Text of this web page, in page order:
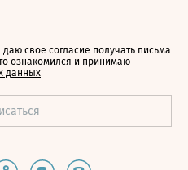
свое согласие получать письма
ознакомился и принимаю
данных